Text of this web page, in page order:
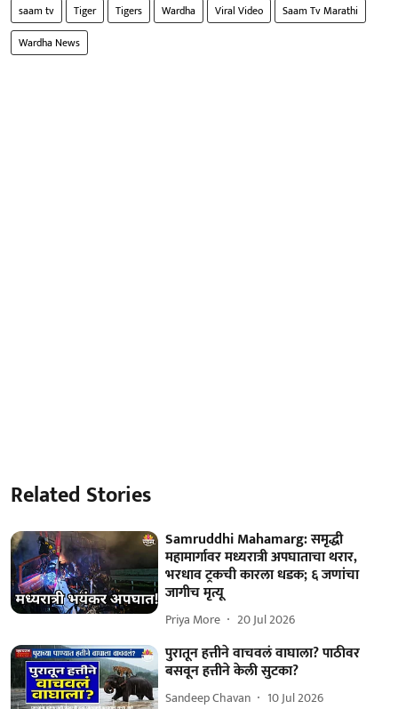
saam tv Tiger Tigers Wardha Viral Video
Saam Tv Marathi
Wardha News
Related Stories
Samruddhi Mahamarg: समृद्धी
महामार्गावर मध्यरात्री अपघाताचा थरार,
भरधाव ट्रकची कारला धडक; ६ जणांचा
जागीच मृत्यू
Priya More 20 Jul 2026
पुरातून हत्तीने वाचवलं वाघाला? पाठीवर
बसवून हत्तीने केली सुटका?
Sandeep Chavan 10 Jul 2026